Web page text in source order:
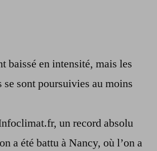
baissé en intensité, mais les
sont poursuivies au moins
un record absolu
a été battu à Nancy, où l’on a